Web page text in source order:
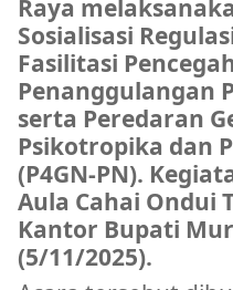
Raya
Sosialisasi
Fasilitasi
Penanggulangan
serta Peredaran
Psikotropika dan
(P4GN-PN).
Aula Cahai Ondui
Kantor Bupati
(5/11/2025).